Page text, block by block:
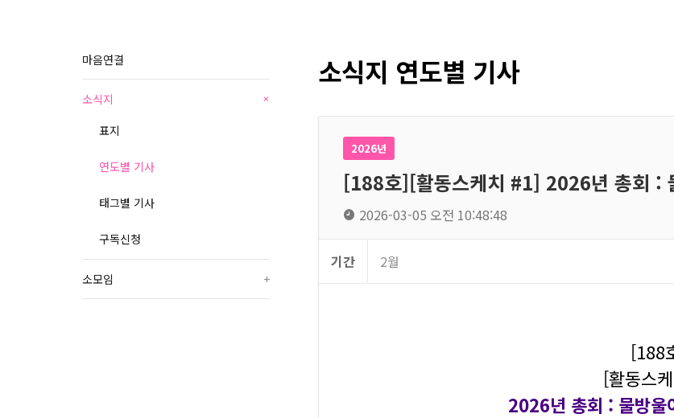
마음연결
소식지 +
표지
연도별 기사
태그별 기사
구독신청
소모임 +
소식지 연도별 기사
2026년
[188호][활동스케치 #1] 2026년 총회 :
2026-03-05 오전 10:48:48
기간 2월
[188
[활동스
2026년 총회 : 물방울